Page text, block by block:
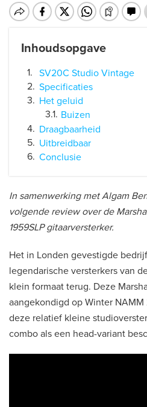
Inhoudsopgave
SV20C Studio Vintage
Specificaties
Het geluid
Buizen
Draagbaarheid
Uitbreidbaar
Conclusie
In samenwerking met Algam
volgende review over de
1959SLP gitaarversterker.
Het in Londen gevestigde
legendarische versterkers van
klein formaat terug. Deze
aangekondigd op Winter
deze relatief kleine
combo als een head-variant